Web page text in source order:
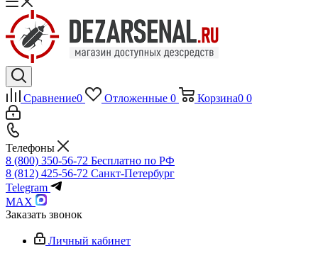
Сравнение0 Отложенные 0 Корзина0 0
Телефоны
8 (800) 350-56-72 Бесплатно по РФ
8 (812) 425-56-72 Санкт-Петербург
Telegram
MAX
Заказать звонок
Личный кабинет